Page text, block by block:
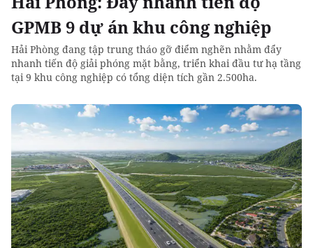
GPMB 9 dự án khu công nghiệp
Hải Phòng đang tập trung tháo gỡ điểm nghẽn nhằm đẩy
nhanh tiến độ giải phóng mặt bằng, triển khai đầu tư hạ tầng
tại 9 khu công nghiệp có tổng diện tích gần 2.500ha.